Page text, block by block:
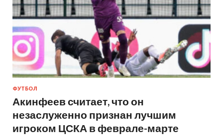
ФУТБОЛ
Акинфеев считает, что он
незаслуженно признан лучшим
игроком ЦСКА в феврале-марте